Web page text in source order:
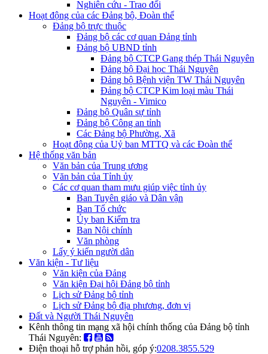
Nghiên cứu - Trao đổi
Hoạt động của các Đảng bộ, Đoàn thể
Đảng bộ trực thuộc
Đảng bộ các cơ quan Đảng tỉnh
Đảng bộ UBND tỉnh
Đảng bộ CTCP Gang thép Thái Nguyên
Đảng bộ Đại học Thái Nguyên
Đảng bộ Bệnh viện TW Thái Nguyên
Đảng bộ CTCP Kim loại màu Thái
Nguyên - Vimico
Đảng bộ Quân sự tỉnh
Đảng bộ Công an tỉnh
Các Đảng bộ Phường, Xã
Hoạt động của Uỷ ban MTTQ và các Đoàn thể
Hệ thống văn bản
Văn bản của Trung ương
Văn bản của Tỉnh ủy
Các cơ quan tham mưu giúp việc tỉnh ủy
Ban Tuyên giáo và Dân vận
Ban Tổ chức
Ủy ban Kiểm tra
Ban Nội chính
Văn phòng
Lấy ý kiến người dân
Văn kiện - Tư liệu
Văn kiện của Đảng
Văn kiện Đại hội Đảng bộ tỉnh
Lịch sử Đảng bộ tỉnh
Lịch sử Đảng bộ địa phương, đơn vị
Đất và Người Thái Nguyên
Kênh thông tin mạng xã hội chính thống của Đảng bộ tỉnh
Thái Nguyên:
Điện thoại hỗ trợ phản hồi, góp ý:0208.3855.529